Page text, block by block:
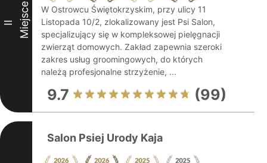
II Miejsce
W Ostrowcu Świętokrzyskim, przy ulicy 11
Listopada 10/2, zlokalizowany jest Psi Salon,
specjalizujący się w kompleksowej pielęgnacji
zwierząt domowych. Zakład zapewnia szeroki
zakres usług groomingowych, do których
należą profesjonalne strzyżenie, ...
9.7 (99)
Salon Psiej Urody Kaja